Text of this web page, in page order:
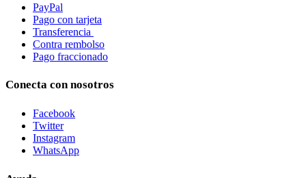
PayPal
Pago con tarjeta
Transferencia
Contra rembolso
Pago fraccionado
Conecta con nosotros
Facebook
Twitter
Instagram
WhatsApp